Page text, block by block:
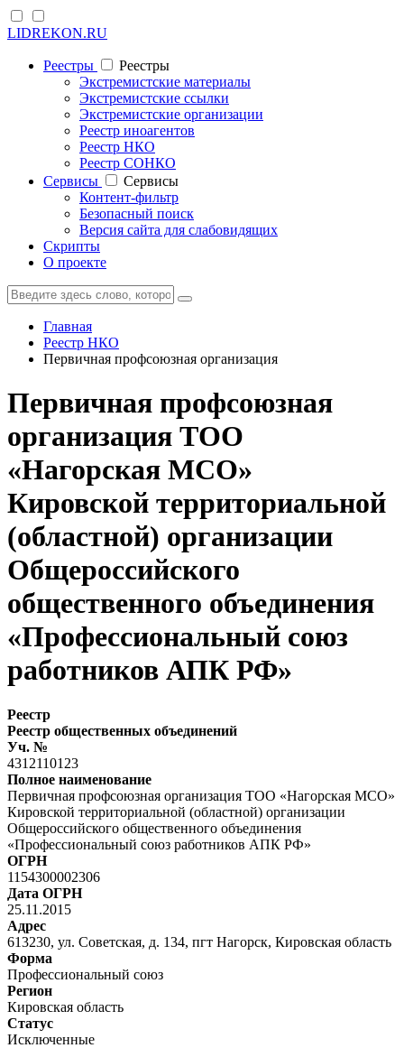
LIDREKON.RU
Реестры
Реестры
Экстремистские материалы
Экстремистские ссылки
Экстремистские организации
Реестр иноагентов
Реестр НКО
Реестр СОНКО
Cервисы
Cервисы
Контент-фильтр
Безопасный поиск
Версия сайта для слабовидящих
Скрипты
О проекте
Главная
Реестр НКО
Первичная профсоюзная организация
Первичная профсоюзная
организация ТОО
«Нагорская МСО»
Кировской территориальной
(областной) организации
Общероссийского
общественного объединения
«Профессиональный союз
работников АПК РФ»
Реестр
Реестр общественных объединений
Уч. №
4312110123
Полное наименование
Первичная профсоюзная организация ТОО «Нагорская МСО»
Кировской территориальной (областной) организации
Общероссийского общественного объединения
«Профессиональный союз работников АПК РФ»
ОГРН
1154300002306
Дата ОГРН
25.11.2015
Адрес
613230, ул. Советская, д. 134, пгт Нагорск, Кировская область
Форма
Профессиональный союз
Регион
Кировская область
Статус
Исключенные